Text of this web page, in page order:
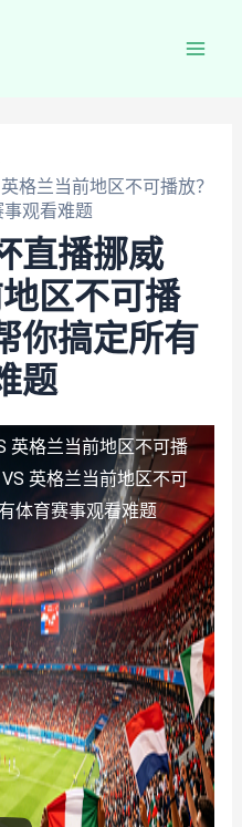
格兰当前地区不可播放？
观看难题
直播挪威
区不可播
你搞定所有
题
英格兰当前地区不可播
英格兰当前地区不可
体育赛事观看难题